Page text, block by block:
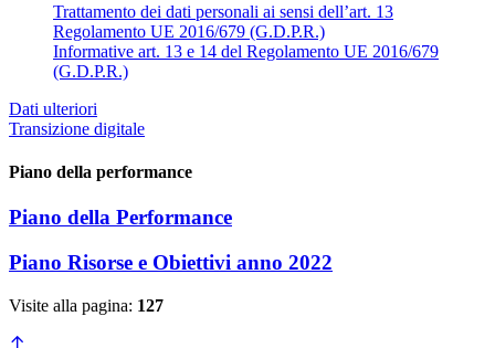
Trattamento dei dati personali ai sensi dell’art. 13
Regolamento UE 2016/679 (G.D.P.R.)
Informative art. 13 e 14 del Regolamento UE 2016/679
(G.D.P.R.)
Dati ulteriori
Transizione digitale
Piano della performance
Piano della Performance
Piano Risorse e Obiettivi anno 2022
Visite alla pagina: 127